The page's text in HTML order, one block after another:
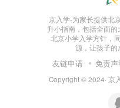
第二天下午
告。
注意事项
体检时间距入
月。
京入学-为家长提供北
升小指南，包括全面
北京小学入学方针，
源，让孩子的
友链申请 免责声
Copyright © 2024· 京